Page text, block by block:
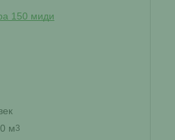
150 миди
м3